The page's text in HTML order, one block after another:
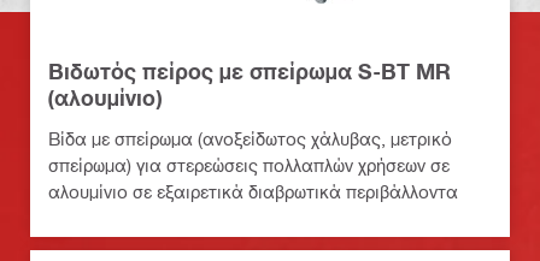
Βιδωτός πείρος με σπείρωμα S-BT MR
(αλουμίνιο)
Βίδα με σπείρωμα (ανοξείδωτος χάλυβας, μετρικό
σπείρωμα) για στερεώσεις πολλαπλών χρήσεων σε
αλουμίνιο σε εξαιρετικά διαβρωτικά περιβάλλοντα